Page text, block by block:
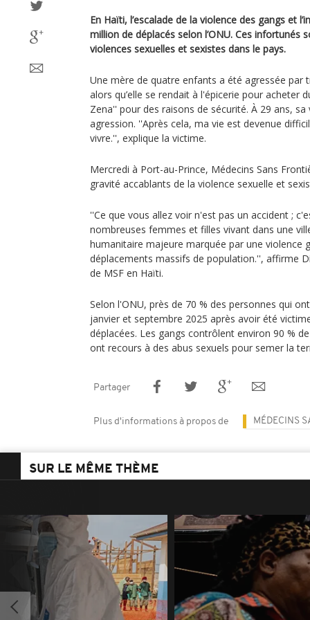
En Haïti, l’escalade de la violence des gangs et
million de déplacés selon l’ONU. Ces infortunés
violences sexuelles et sexistes dans le pays.
Une mère de quatre enfants a été agressée par
alors qu’elle se rendait à l'épicerie pour acheter
Zena'' pour des raisons de sécurité. À 29 ans,
agression. ''Après cela, ma vie est devenue
vivre.'', explique la victime.
Mercredi à Port-au-Prince, Médecins Sans
gravité accablants de la violence sexuelle et
''Ce que vous allez voir n'est pas un accident ;
nombreuses femmes et filles vivant dans une
humanitaire majeure marquée par une violence
déplacements massifs de population.'', affirme
de MSF en Haïti.
Selon l'ONU, près de 70 % des personnes qui
janvier et septembre 2025 après avoir été
déplacées. Les gangs contrôlent environ 90 %
ont recours à des abus sexuels pour semer la
Partager
Plus d'informations à propos de MÉDECINS
SUR LE MÊME THÈME